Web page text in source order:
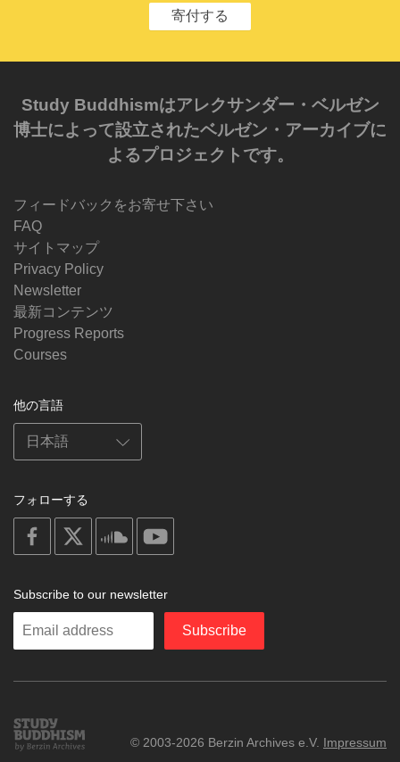
寄付する
Study Buddhismはアレクサンダー・ベルゼン
博士によって設立されたベルゼン・アーカイブに
よるプロジェクトです。
フィードバックをお寄せ下さい
FAQ
サイトマップ
Privacy Policy
Newsletter
最新コンテンツ
Progress Reports
Courses
他の言語
フォローする
on
facebook
soundcloud
Subscribe to our newsletter
Enter
Subscribe
Study
Buddhism
© 2003-2026 Berzin Archives e.V. Impressum